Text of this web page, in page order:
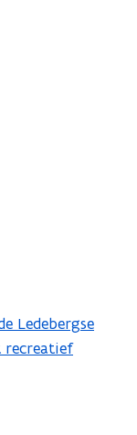
Ledebergse
recreatief